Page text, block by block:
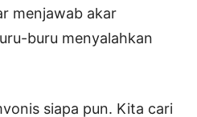
menjawab akar
buru menyalahkan
siapa pun. Kita cari